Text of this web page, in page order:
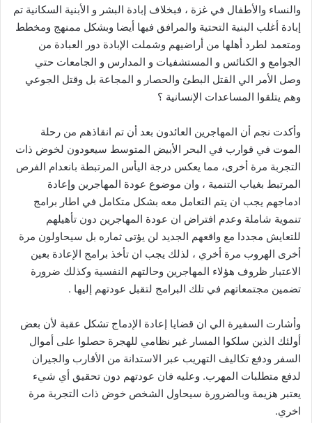
والنساء والأطفال في غزة ، فبخلاف إبادة البشر و الأبنية السكانية تم
إبادة أغلب البنية التحتية والمرافق فيها أيضا وبشكل ممنهج ومخطط
ومتعمد لطرد أهلها من أراضيهم وشملت الإبادة دور العبادة من
الجوامع و الكنائس و المستشفيات و المدارس و الجامعات حتي
وصل الأمر الي القتل البطئ والحصار و المجاعة بل وقتل الجوعي
وهم يتلقوا المساعدات الإنسانية ؟
وأكدت نجم أن المهاجرين العائدون بعد أن تم انقاذهم من رحلة
الموت في قوارب في البحر الأبيض المتوسط سيعودون لخوض ذات
التجربة مرة أخرى، مما يعكس درجة اليأس المرتبطة بانعدام الفرص
المرتبط بغياب التنمية ، وان موضوع عودة المهاجرين وإعادة
ادماجهم يجب ان يتم التعامل معه بشكل متكامل في اطار برامج
تنموية شاملة وعدم افتراض ان عودة المهاجرين دون تأهيلهم
للتعايش مجددا مع واقعهم الجديد لن يؤتى ثماره بل سيحاولون مرة
أخرى الهروب مرة أخري ، لذلك يجب ان تأخذ برامج الإعادة بعين
الاعتبار ظروف هؤلاء المهاجرين وحالتهم النفسية وكذلك ضرورة
تضمين مجتمعاتهم في تلك البرامج لتقبل عودتهم إليها .
وأشارت السفيرة الي ان قضايا إعادة الإدماج تشكل عقبة لأن بعض
أولئك الذين سلكوا المسار غير نظامي للهجرة حصلوا على أموال
السفر ودفع تكاليف التهريب عبر الاستدانة من الأقارب والجيران
لدفع متطلبات المهرب. وعليه فان عودتهم دون تحقيق أي شيء
يعتبر هزيمة وبالضرورة سيحاول الشخص خوض ذات التجربة مرة
اخري.